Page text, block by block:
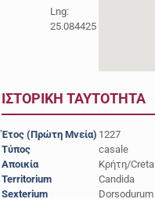
Lng:
25.084425
ΙΣΤΟΡΙΚΗ ΤΑΥΤΟΤΗΤΑ
Έτος (Πρώτη Μνεία) 1227
Τύπος
casale
Αποικία
Κρήτη/Creta
Territorium
Candida
Sexterium
Dorsodurum